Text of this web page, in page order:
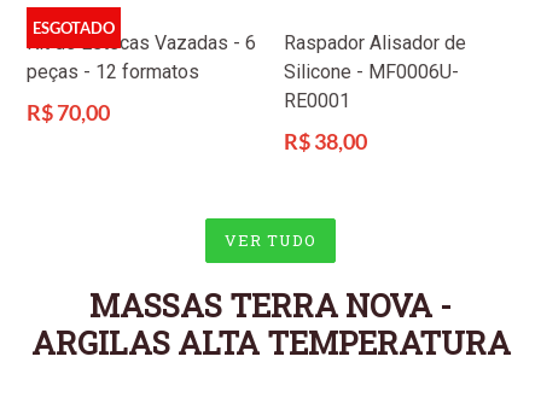
ESGOTADO
Kit de Estecas Vazadas - 6
peças - 12 formatos
Preço
R$ 70,00
Raspador Alisador de
Silicone - MF0006U-
RE0001
Preço
R$ 38,00
VER TUDO
MASSAS TERRA NOVA -
ARGILAS ALTA TEMPERATURA